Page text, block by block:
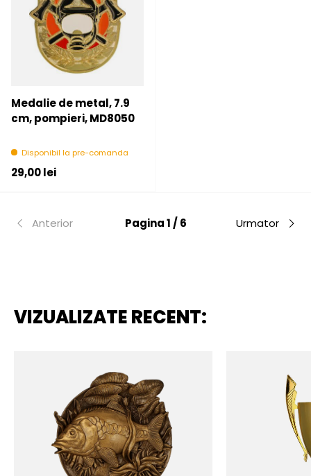
Medalie de metal, 7.9
cm, pompieri, MD8050
Disponibil la pre-comanda
Pret initial
29,00 lei
Anterior Pagina 1 / 6 Urmator
VIZUALIZATE RECENT: